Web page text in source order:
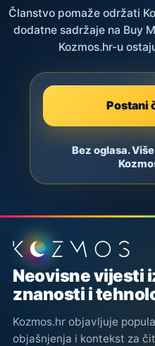
Članstvo pomaže održati
dodatne sadržaje na Buy
Kozmos.hr-u
Postani
Bez oglasa.
Podnožje stranice
Neovisne vijesti
znanosti i
Kozmos.hr objavljuje
objašnjenja i kontekst za